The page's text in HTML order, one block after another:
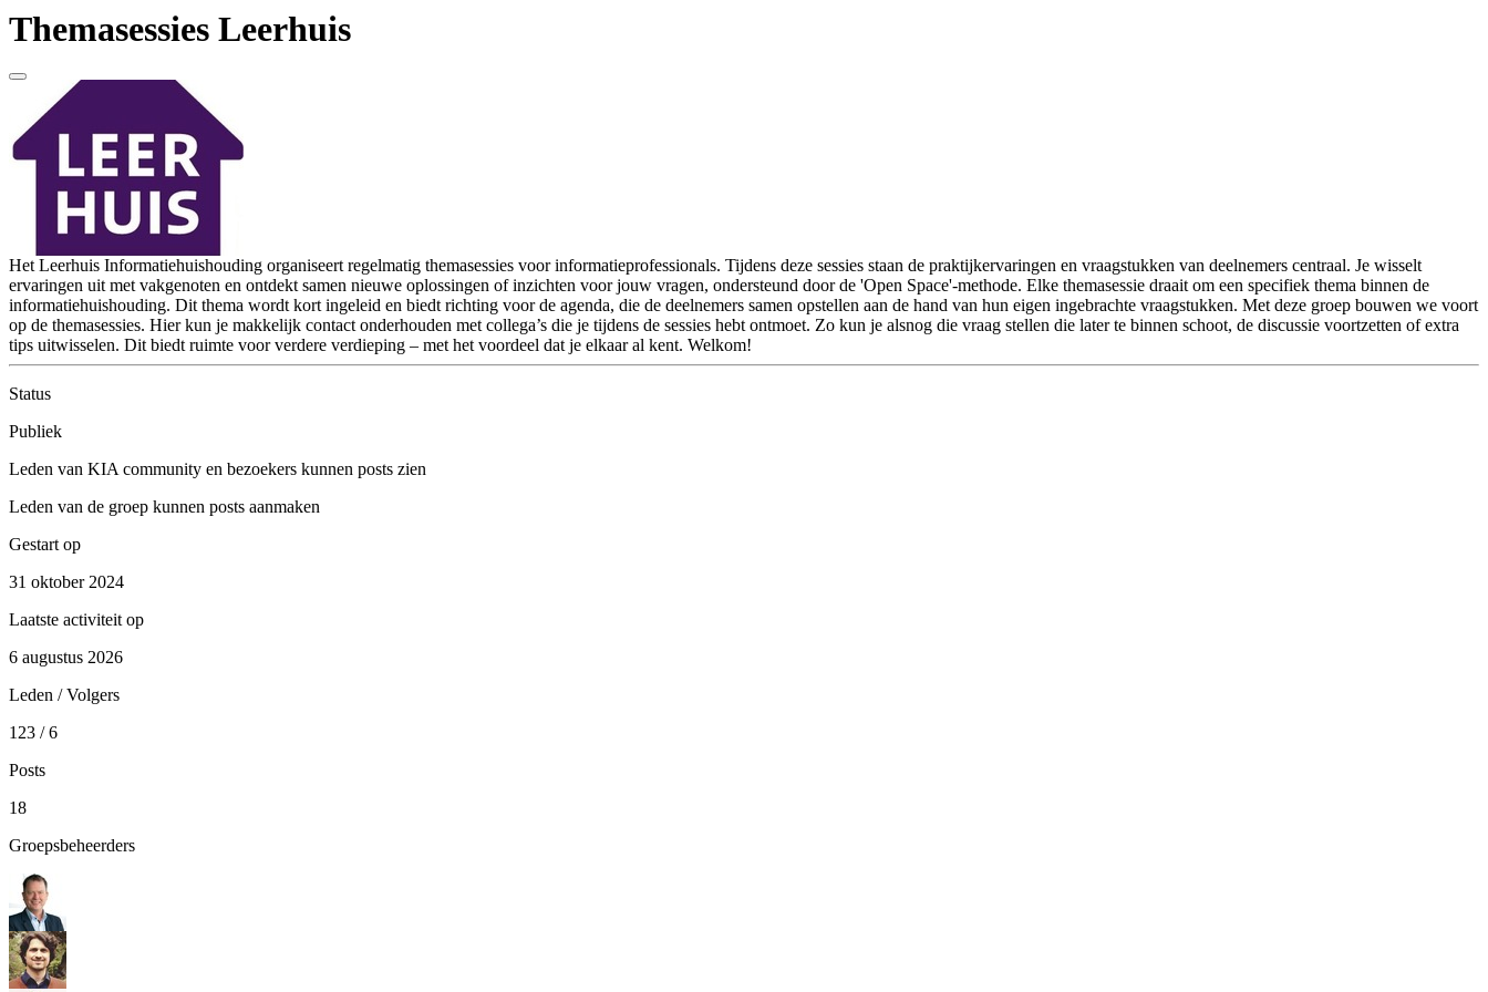
Themasessies Leerhuis
Het Leerhuis Informatiehuishouding organiseert regelmatig themasessies voor informatieprofessionals. Tijdens deze sessies staan de praktijkervaringen en vraagstukken van deelnemers centraal. Je wisselt
ervaringen uit met vakgenoten en ontdekt samen nieuwe oplossingen of inzichten voor jouw vragen, ondersteund door de 'Open Space'-methode. Elke themasessie draait om een specifiek thema binnen de
informatiehuishouding. Dit thema wordt kort ingeleid en biedt richting voor de agenda, die de deelnemers samen opstellen aan de hand van hun eigen ingebrachte vraagstukken. Met deze groep bouwen we voort
op de themasessies. Hier kun je makkelijk contact onderhouden met collega’s die je tijdens de sessies hebt ontmoet. Zo kun je alsnog die vraag stellen die later te binnen schoot, de discussie voortzetten of extra
tips uitwisselen. Dit biedt ruimte voor verdere verdieping – met het voordeel dat je elkaar al kent. Welkom!
Status
Publiek
Leden van KIA community en bezoekers kunnen posts zien
Leden van de groep kunnen posts aanmaken
Gestart op
31 oktober 2024
Laatste activiteit op
6 augustus 2026
Leden / Volgers
123 / 6
Posts
18
Groepsbeheerders